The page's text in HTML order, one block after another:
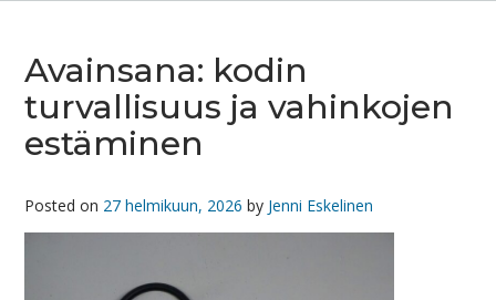
Avainsana: kodin
turvallisuus ja vahinkojen
estäminen
Posted on 27 helmikuun, 2026 by Jenni Eskelinen